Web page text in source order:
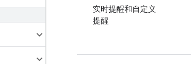
实时提醒和自定义
提醒